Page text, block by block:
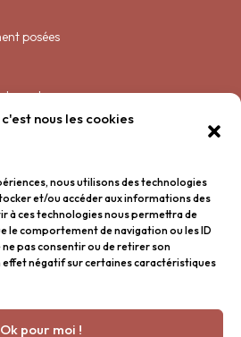
nous les cookies
nous utilisons des technologies
et/ou accéder aux informations des
à ces technologies nous permettra de
le comportement de navigation ou les ID
pas consentir ou de retirer son
négatif sur certaines caractéristiques
Ok pour moi !
posées
vente